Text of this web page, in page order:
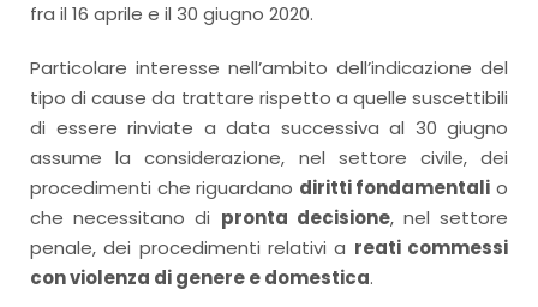
fra il 16 aprile e il 30 giugno 2020.
Particolare interesse nell’ambito dell’indicazione del
tipo di cause da trattare rispetto a quelle suscettibili
di essere rinviate a data successiva al 30 giugno
assume la considerazione, nel settore civile, dei
procedimenti che riguardano diritti fondamentali o
che necessitano di pronta decisione, nel settore
penale, dei procedimenti relativi a reati commessi
con violenza di genere e domestica.